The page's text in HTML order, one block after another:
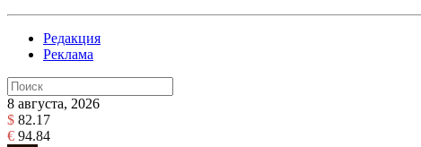
Редакция
Реклама
8 августа, 2026
$ 82.17
€ 94.84